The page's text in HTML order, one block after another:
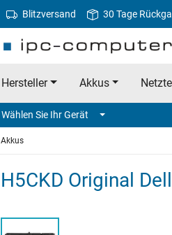
Blitzversand 30 Tage
Hersteller Akkus
Wählen Sie Ihr Gerät
Akkus
H5CKD Original